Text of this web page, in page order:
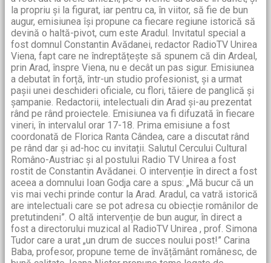
la propriu și la figurat, iar pentru ca, în viitor, să fie de bun
augur, emisiunea își propune ca fiecare regiune istorică să
devină o haltă-pivot, cum este Aradul. Invitatul special a
fost domnul Constantin Avădanei, redactor RadioTV Unirea
Viena, fapt care ne îndreptățește să spunem că din Ardeal,
prin Arad, înspre Viena, nu e decât un pas sigur. Emisiunea
a debutat în forță, într-un studio profesionist, și a urmat
pașii unei deschideri oficiale, cu flori, tăiere de panglică și
șampanie. Redactorii, intelectuali din Arad și-au prezentat
rând pe rând proiectele. Emisiunea va fi difuzată în fiecare
vineri, în intervalul orar 17-18. Prima emisiune a fost
coordonată de Florica Ranta Cândea, care a discutat rând
pe rând dar și ad-hoc cu invitații. Salutul Cercului Cultural
Româno-Austriac și al postului Radio TV Unirea a fost
rostit de Constantin Avădanei. O intervenție în direct a fost
aceea a domnului Ioan Godja care a spus: „Mă bucur că un
vis mai vechi prinde contur la Arad. Aradul, ca vatră istorică
are intelectuali care se pot adresa cu obiecție românilor de
pretutindeni”. O altă intervenție de bun augur, în direct a
fost a directorului muzical al RadioTV Unirea , prof. Simona
Tudor care a urat „un drum de succes noului post!” Carina
Baba, profesor, propune teme de învățământ românesc, de